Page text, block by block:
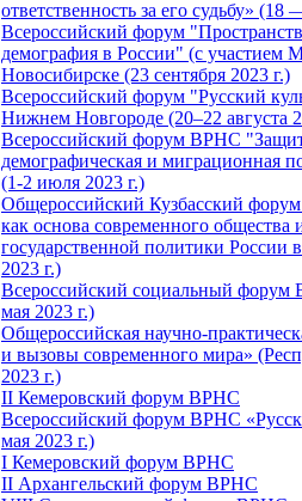
ответственность за его судьбу» (18
Всероссийский форум
демография в России" (с участием
Новосибирске (23 сентября 2023 г.)
Всероссийский форум "Русский
Нижнем Новгороде (20–22 августа
Всероссийский форум ВРНС
демографическая и миграционная
(1-2 июля 2023 г.)
Общероссийский Кузбасский
как основа современного общества
государственной политики
2023 г.)
Всероссийский социальный
мая 2023 г.)
Общероссийская научно-
и вызовы современного мира»
2023 г.)
II Кемеровский форум ВРНС
Всероссийский форум ВРНС
мая 2023 г.)
I Кемеровский форум ВРНС
II Архангельский форум ВРНС